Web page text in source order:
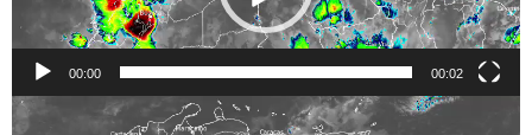
00:00 00:02
Reproductor